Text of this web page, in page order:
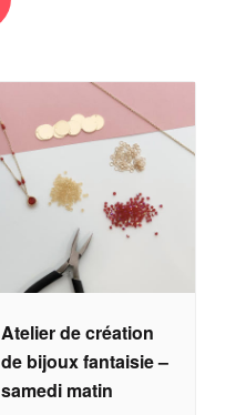
Atelier de création
de bijoux fantaisie –
samedi matin